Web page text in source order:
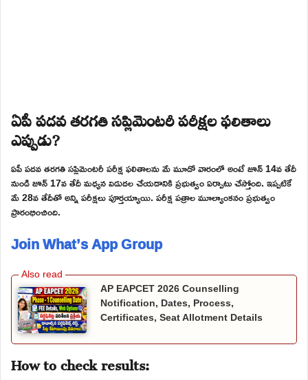
ఏపీ పదవ తరగతి సప్లిమెంటరీ పరీక్షల ఫలితాలు
ఎప్పుడు?
ఏపీ పదవ తరగతి సప్లిమెంటరీ పరీక్ష ఫలితాలను మే మూడో వారంలో అంటే జూన్ 14వ తేదీ
నుండి జూన్ 17వ తేదీ మధ్యన విడుదల చేయడానికి ప్రభుత్వం ఏర్పాటు చేస్తోంది. ఇప్పటికే
మే 28వ తేదీతో అన్ని పరీక్షలు పూర్తయ్యాయి. పరీక్ష పత్రాల మూల్యాంకనం ప్రభుత్వం
ప్రారంభించింది.
Join What’s App Group
AP EAPCET 2026 Counselling
Notification, Dates, Process,
Certificates, Seat Allotment Details
How to check results: